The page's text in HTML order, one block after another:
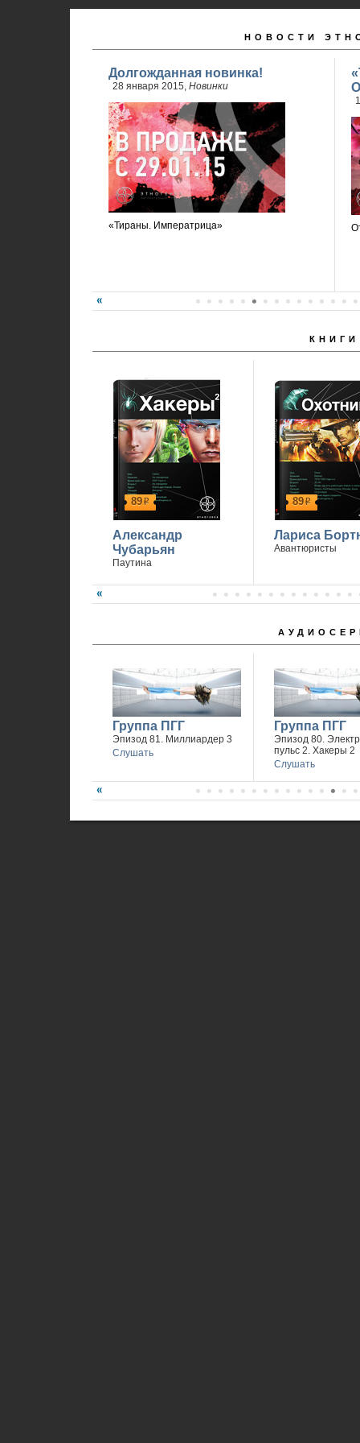
НОВОСТИ
Долгожданная новинка!
28 января 2015, Новинки
«Тираны. Императрица»
КНИГИ
89р
Александр
Чубарьян
Паутина
89р
Лариса
Авантюристы
Группа ПГГ
Эпизод 81. Миллиардер 3
Слушать
Группа ПГГ
Эпизод 80.
пульс 2. Хакеры 2
Слушать